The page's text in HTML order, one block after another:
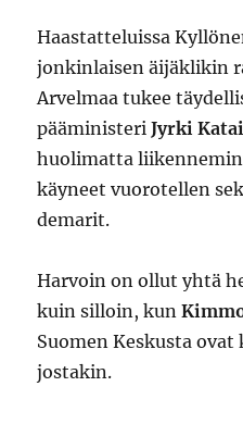
Haastatteluissa
jonkinlaisen äijäklikin
Arvelmaa tukee
pääministeriJyrki
huolimatta
käyneet vuorotellen
demarit.
Harvoin on ollut yhtä
kuin silloin, kun
Suomen Keskusta
jostakin.